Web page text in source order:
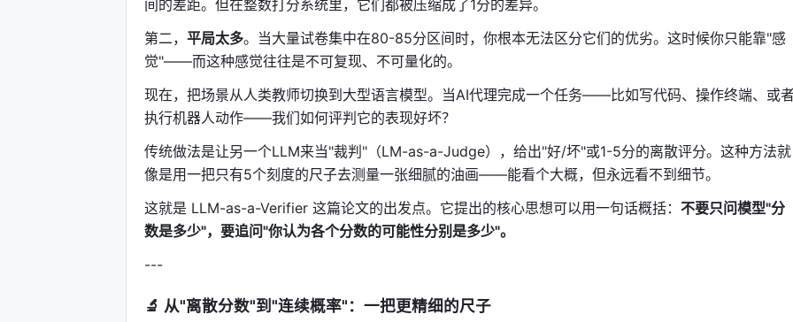
间的差距。但在整数打分系统里，它们都被压缩成了1分的差异。
第二， 平局太多。当大量试卷集中在80-85分区间时，你根本无法区分它们的优劣。这时候你只能靠"感
觉"——而这种感觉往往是不可复现、不可量化的。
现在，把场景从人类教师切换到大型语言模型。当AI代理完成一个任务——比如写代码、操作终端、或
执行机器人动作——我们如何评判它的表现好坏？
传统做法是让另一个LLM来当"裁判"（LM-as-a-Judge），给出"好/坏"或1-5分的离散评分。这种方法就
像是用一把只有5个刻度的尺子去测量一张细腻的油画——能看个大概，但永远看不到细节。
这就是 LLM-as-a-Verifier 这篇论文的出发点。它提出的核心思想可以用一句话概括： 不要只问模型"分
数是多少"，要追问"你认为各个分数的可能性分别是多少"。
---
🔬 从"离散分数"到"连续概率"：一把更精细的尺子